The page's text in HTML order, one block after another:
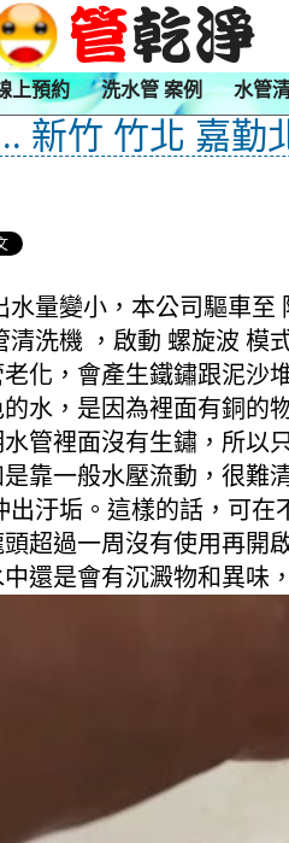
上預約 洗水管 案例 水管
新竹 竹北 嘉勤
水量變小，本公司驅車
清洗機 ，啟動 螺旋波 模
化，會產生鐵鏽跟泥沙
水，是因為裡面有銅的
管裡面沒有生鏽，所以
靠一般水壓流動，很難
汙垢。這樣的話，可在
超過一周沒有使用再開
還是會有沉澱物和異味